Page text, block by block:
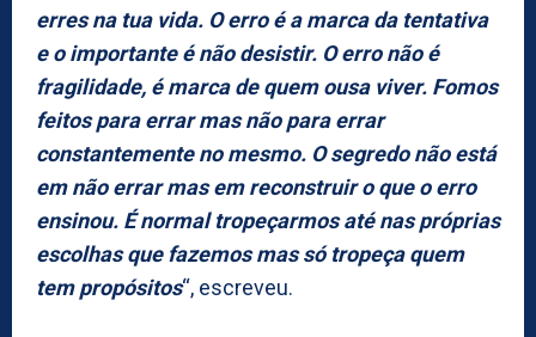
erres na tua vida. O erro é a marca da tentativa
e o importante é não desistir. O erro não é
fragilidade, é marca de quem ousa viver. Fomos
feitos para errar mas não para errar
constantemente no mesmo. O segredo não está
em não errar mas em reconstruir o que o erro
ensinou. É normal tropeçarmos até nas próprias
escolhas que fazemos mas só tropeça quem
tem propósitos“, escreveu.